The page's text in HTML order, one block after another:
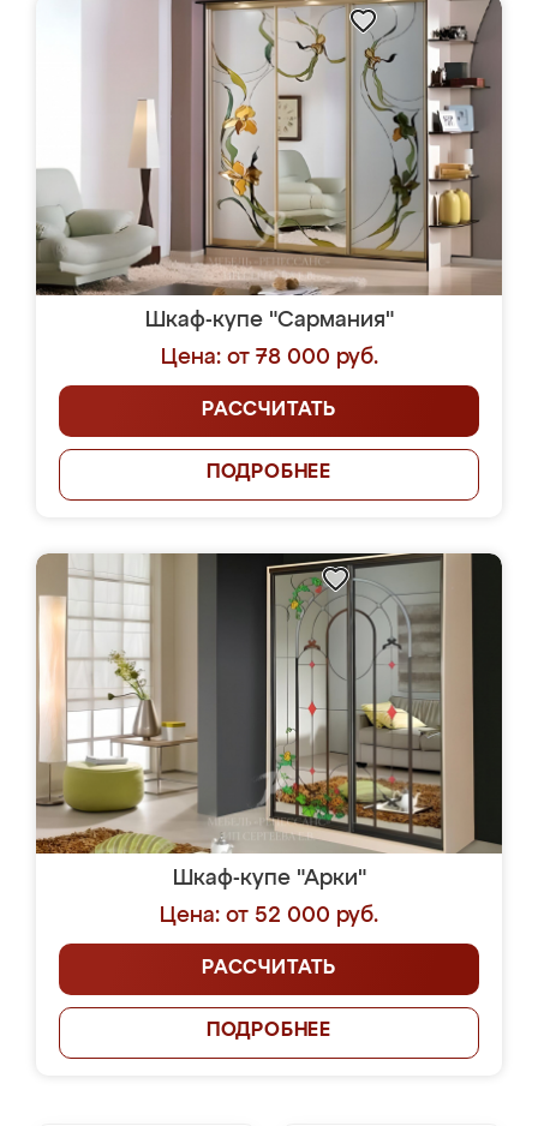
Шкаф-купе "Сармания"
Цена: от 78 000 руб.
РАССЧИТАТЬ
ПОДРОБНЕЕ
Шкаф-купе "Арки"
Цена: от 52 000 руб.
РАССЧИТАТЬ
ПОДРОБНЕЕ